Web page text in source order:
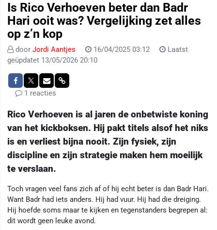
Is Rico Verhoeven beter dan Badr
Hari ooit was? Vergelijking zet alles
op z’n kop
door Jordi Aantjes 16/04/2025 03:12
Laatst
geüpdatet 13/05/2026 20:10
1 reacties
Rico Verhoeven is al jaren de onbetwiste koning
van het kickboksen. Hij pakt titels alsof het niks
is en verliest bijna nooit. Zijn fysiek, zijn
discipline en zijn strategie maken hem moeilijk
te verslaan.
Toch vragen veel fans zich af of hij echt beter is dan Badr Hari.
Want Badr had iets anders. Hij had vuur. Hij had die dreiging.
Hij hoefde soms maar te kijken en tegenstanders begrepen al:
dit wordt geen leuke avond.